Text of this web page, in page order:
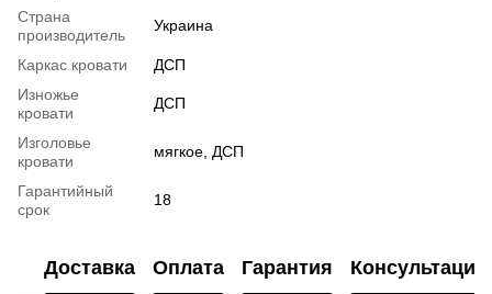
Страна
производитель
Украина
Каркас кровати
ДСП
Изножье
кровати
ДСП
Изголовье
кровати
мягкое, ДСП
Гарантийный
срок
18
Доставка Оплата Гарантия Консультация